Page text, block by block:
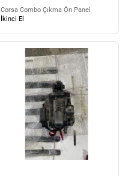
Corsa Combo Çıkma Ön Panel
İkinci El